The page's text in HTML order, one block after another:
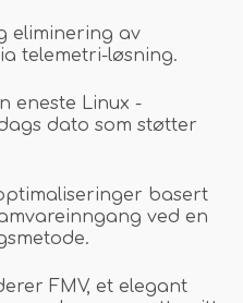
eliminering av
telemetri-løsning.
eneste Linux -
dato som støtter
basert
ved en
FMV, et elegant